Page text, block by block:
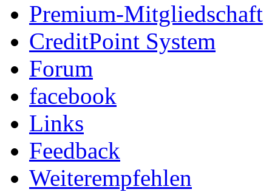
Premium-Mitgliedschaft
CreditPoint System
Forum
facebook
Links
Feedback
Weiterempfehlen